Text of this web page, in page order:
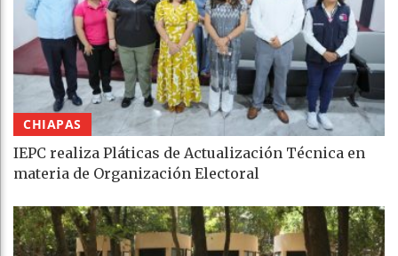
CHIAPAS
IEPC realiza Pláticas de Actualización Técnica en
materia de Organización Electoral